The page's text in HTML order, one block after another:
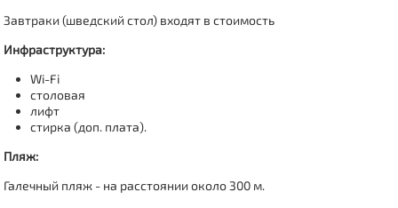
Завтраки (шведский стол) входят в стоимость
Инфраструктура:
Wi-Fi
столовая
лифт
стирка (доп. плата).
Пляж:
Галечный пляж - на расстоянии около 300 м.